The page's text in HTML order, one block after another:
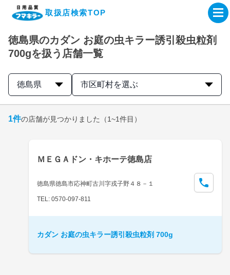
取扱店検索TOP
企業・IR情報サイト
製品情報サイト
取扱店検索はこちら
徳島県のカダン お庭の虫キラー誘引殺虫粒剤
700gを扱う店舗一覧
徳島県 市区町村を選ぶ
1件の店舗が見つかりました （1~1件目）
ＭＥＧＡドン・キホーテ徳島店
徳島県徳島市応神町古川字戎子野４８－１
TEL: 0570-097-811
カダン お庭の虫キラー誘引殺虫粒剤 700g